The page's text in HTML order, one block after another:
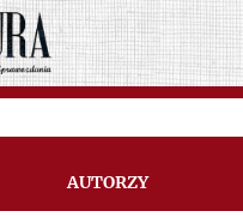
Autorzy